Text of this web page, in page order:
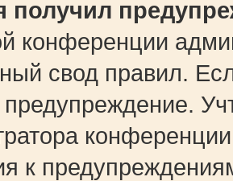
получил
конференции
свод правил.
предупреждение.
к